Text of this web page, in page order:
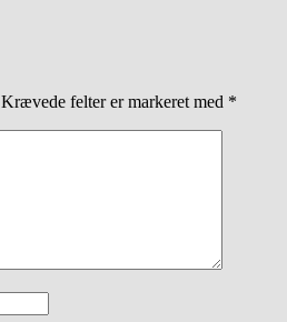
Krævede felter er markeret med *